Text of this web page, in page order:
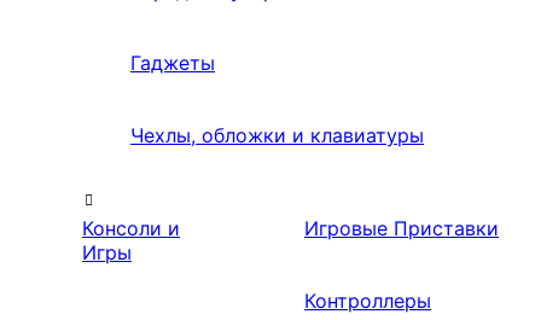
Гаджеты
Чехлы, обложки и клавиатуры
Консоли и
Игры
Игровые Приставки
Контроллеры